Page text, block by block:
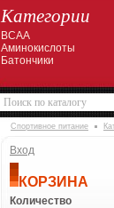
Категории
BCAA
Аминокислоты
Батончики
Спортивное питание
Вход
КОРЗИНА
Количество